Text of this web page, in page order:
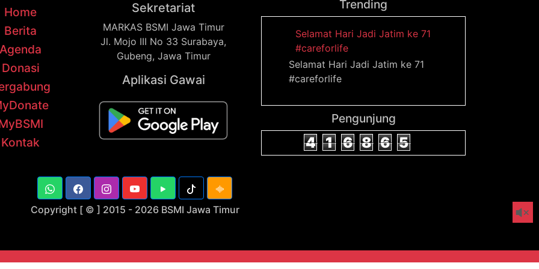
Home
Berita
Agenda
Donasi
Kontak
Sekretariat
MARKAS BSMI Jawa Timur
Jl. Mojo III No 33 Surabaya,
Gubeng, Jawa Timur
Aplikasi Gawai
Trending
Selamat Hari Jadi Jatim ke 71
#careforlife
Selamat Hari Jadi Jatim ke 71
#careforlife
Pengunjung
4 1 6 8 6 5
Copyright [ © ] 2015 - 2026 BSMI Jawa Timur